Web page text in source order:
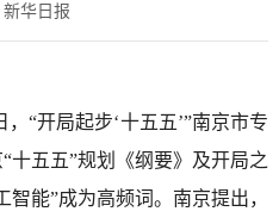
新华日报
“开局起步‘十五五’”南京市专
十五五”规划《纲要》及开局之
能”成为高频词。南京提出，